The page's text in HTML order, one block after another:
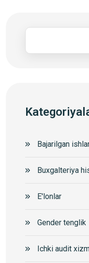
Bajarilgan
Buxgalteriya
E'lonlar
Gender tenglik
Ichki audit